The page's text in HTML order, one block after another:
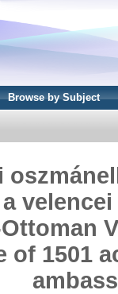
Browse by Subject
of 1501